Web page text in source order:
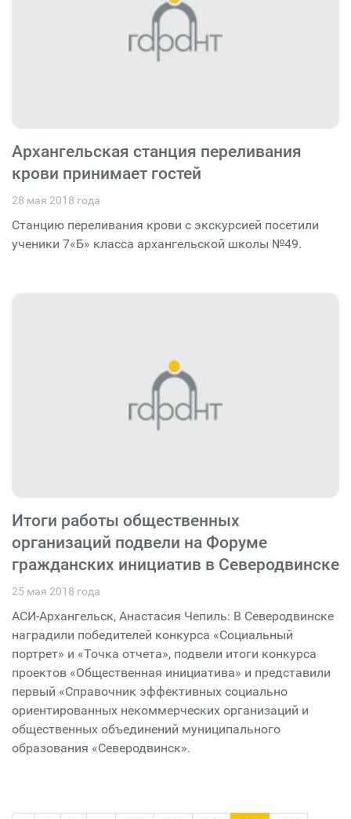
Архангельская станция переливания
крови принимает гостей
28 мая 2018 года
Станцию переливания крови с экскурсией посетили
ученики 7«Б» класса архангельской школы №49.
Итоги работы общественных
организаций подвели на Форуме
гражданских инициатив в Северодвинске
25 мая 2018 года
АСИ-Архангельск, Анастасия Чепиль: В Северодвинске
наградили победителей конкурса «Социальный
портрет» и «Точка отчета», подвели итоги конкурса
проектов «Общественная инициатива» и представили
первый «Справочник эффективных социально
ориентированных некоммерческих организаций и
общественных объединений муниципального
образования «Северодвинск».